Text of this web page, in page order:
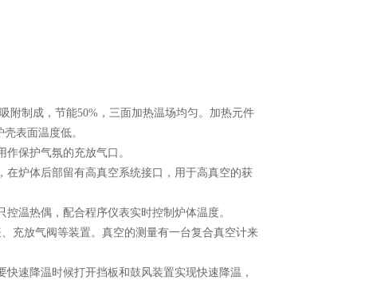
附制成，节能50%，三面加热温场均匀。加热元件
表面温度低。
保护气氛的充放气口。
炉体后部留有高真空系统接口，用于高真空的获
温热偶，配合程序仪表实时控制炉体温度。
充放气阀等装置。真空的测量有一台复合真空计来
速降温时候打开挡板和鼓风装置实现快速降温，